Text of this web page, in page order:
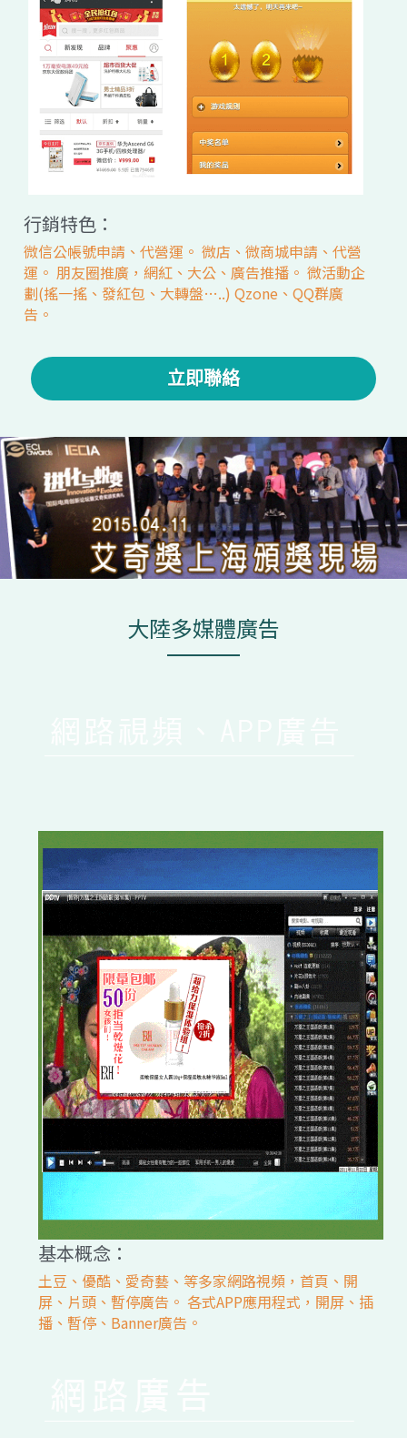
行銷特色：
微信公帳號申請、代營運。 微店、微商城申請、代營
運。 朋友圈推廣，網紅、大公、廣告推播。 微活動企
劃(搖一搖、發紅包、大轉盤…..) Qzone、QQ群廣
告。
立即聯絡
大陸多媒體廣告
基本概念：
土豆、優酷、愛奇藝、等多家網路視頻，首頁、開
屏、片頭、暫停廣告。 各式APP應用程式，開屏、插
播、暫停、Banner廣告。